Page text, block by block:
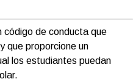
código de conducta que
que proporcione un
los estudiantes puedan